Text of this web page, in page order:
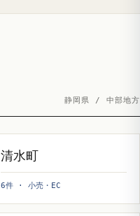
静岡県 / 中部地方
清水町
6件 · 小売・EC